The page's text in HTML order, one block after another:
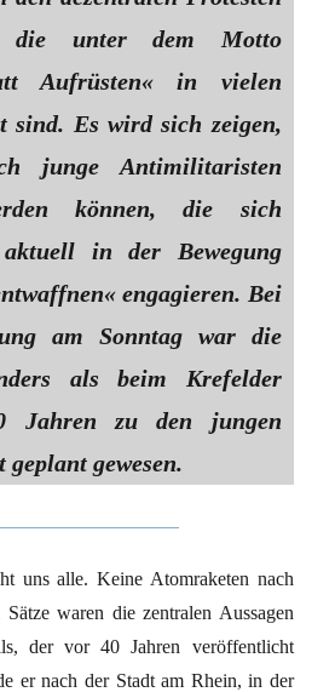
die unter dem Motto
Aufrüsten« in vielen
sind. Es wird sich zeigen,
junge Antimilitaristen
können, die sich
aktuell in der Bewegung
engagieren. Bei
am Sonntag war die
als beim Krefelder
Jahren zu den jungen
gewesen.
uns alle. Keine Atomraketen nach
waren die zentralen Aussagen
der vor 40 Jahren veröffentlicht
er nach der Stadt am Rhein, in der